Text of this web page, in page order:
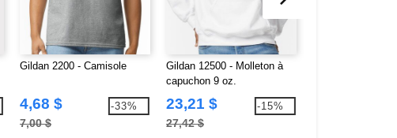
Gildan 2200 - Camisole
4,68 $
7,00 $
-33%
Gildan 12500 - Molleton à
capuchon 9 oz.
23,21 $
27,42 $
-15%